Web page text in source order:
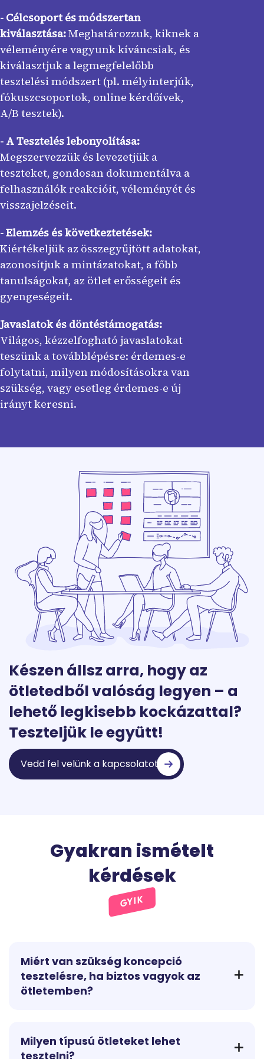
- Célcsoport és módszertan
kiválasztása:Meghatározzuk, kiknek a
véleményére vagyunk kíváncsiak, és
kiválasztjuk a legmegfelelőbb
tesztelési módszert (pl. mélyinterjúk,
fókuszcsoportok, online kérdőívek,
A/B tesztek).
- A Tesztelés lebonyolítása:
Megszervezzük és levezetjük a
teszteket, gondosan dokumentálva a
felhasználók reakcióit, véleményét és
visszajelzéseit.
- Elemzés és következtetések:
Kiértékeljük az összegyűjtött adatokat,
azonosítjuk a mintázatokat, a főbb
tanulságokat, az ötlet erősségeit és
gyengeségeit.
Javaslatok és döntéstámogatás:
Világos, kézzelfogható javaslatokat
teszünk a továbblépésre: érdemes-e
folytatni, milyen módosításokra van
szükség, vagy esetleg érdemes-e új
irányt keresni.
Készen állsz arra, hogy az
ötletedből valóság legyen – a
lehető legkisebb kockázattal?
Teszteljük le együtt!
Vedd fel velünk a kapcsolatot
Gyakran ismételt
kérdések
GYIK
Miért van szükség koncepció
tesztelésre, ha biztos vagyok az
ötletemben?
nem a kreativitást kérdőjelezi meg, hanem segít
validálni az irányt, mielőtt komoly erőforrásokat
Milyen típusú ötleteket lehet
tesztelni?